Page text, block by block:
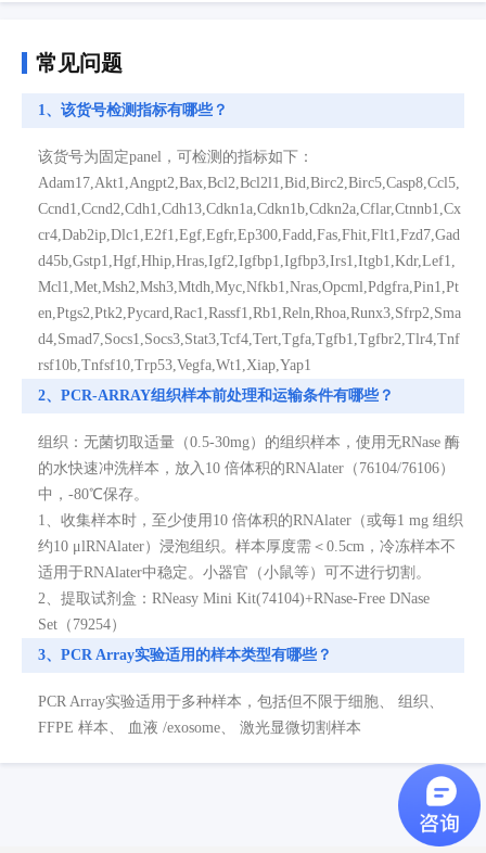
常见问题
1、该货号检测指标有哪些？
该货号为固定panel，可检测的指标如下：
Adam17,Akt1,Angpt2,Bax,Bcl2,Bcl2l1,Bid,Birc2,Birc5,Casp8,Ccl5,
Ccnd1,Ccnd2,Cdh1,Cdh13,Cdkn1a,Cdkn1b,Cdkn2a,Cflar,Ctnnb1,Cx
cr4,Dab2ip,Dlc1,E2f1,Egf,Egfr,Ep300,Fadd,Fas,Fhit,Flt1,Fzd7,Gad
d45b,Gstp1,Hgf,Hhip,Hras,Igf2,Igfbp1,Igfbp3,Irs1,Itgb1,Kdr,Lef1,
Mcl1,Met,Msh2,Msh3,Mtdh,Myc,Nfkb1,Nras,Opcml,Pdgfra,Pin1,Pt
en,Ptgs2,Ptk2,Pycard,Rac1,Rassf1,Rb1,Reln,Rhoa,Runx3,Sfrp2,Sma
d4,Smad7,Socs1,Socs3,Stat3,Tcf4,Tert,Tgfa,Tgfb1,Tgfbr2,Tlr4,Tnf
rsf10b,Tnfsf10,Trp53,Vegfa,Wt1,Xiap,Yap1
2、PCR-ARRAY组织样本前处理和运输条件有哪些？
组织：无菌切取适量（0.5-30mg）的组织样本，使用无RNase 酶
的水快速冲洗样本，放入10 倍体积的RNAlater（76104/76106）
中，-80℃保存。
1、收集样本时，至少使用10 倍体积的RNAlater（或每1 mg 组织
约10 μlRNAlater）浸泡组织。样本厚度需＜0.5cm，冷冻样本不
适用于RNAlater中稳定。小器官（小鼠等）可不进行切割。
2、提取试剂盒：RNeasy Mini Kit(74104)+RNase-Free DNase
Set（79254）
3、PCR Array实验适用的样本类型有哪些？
PCR Array实验适用于多种样本，包括但不限于细胞、 组织、
FFPE 样本、 血液 /exosome、 激光显微切割样本